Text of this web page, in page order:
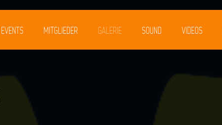
EVENTS MITGLIEDER GALERIE SOUND VIDEOS